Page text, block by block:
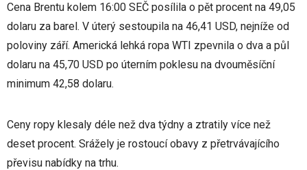
Cena Brentu kolem 16:00 SEČ posílila o pět procent na 49,05
dolaru za barel. V úterý sestoupila na 46,41 USD, nejníže od
poloviny září. Americká lehká ropa WTI zpevnila o dva a půl
dolaru na 45,70 USD po úterním poklesu na dvouměsíční
minimum 42,58 dolaru.
Ceny ropy klesaly déle než dva týdny a ztratily více než
deset procent. Srážely je rostoucí obavy z přetrvávajícího
převisu nabídky na trhu.